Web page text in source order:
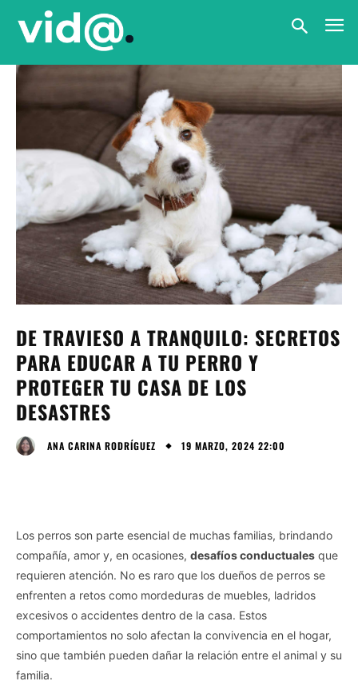
DE TRAVIESO A TRANQUILO: SECRETOS
PARA EDUCAR A TU PERRO Y
PROTEGER TU CASA DE LOS
DESASTRES
ANA CARINA RODRÍGUEZ 19 MARZO, 2024 22:00
Los perros son parte esencial de muchas familias, brindando
compañía, amor y, en ocasiones, desafíos conductuales que
requieren atención. No es raro que los dueños de perros se
enfrenten a retos como mordeduras de muebles, ladridos
excesivos o accidentes dentro de la casa. Estos
comportamientos no solo afectan la convivencia en el hogar,
sino que también pueden dañar la relación entre el animal y su
familia.